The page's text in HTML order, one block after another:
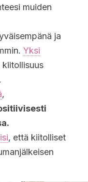
muiden
ja
Yksi
kiitollisuus
,
, että kiitolliset